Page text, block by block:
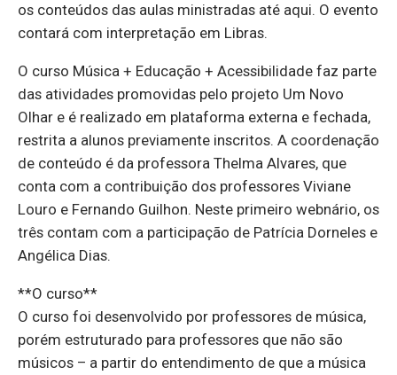
os conteúdos das aulas ministradas até aqui. O evento
contará com interpretação em Libras.
O curso Música + Educação + Acessibilidade faz parte
das atividades promovidas pelo projeto Um Novo
Olhar e é realizado em plataforma externa e fechada,
restrita a alunos previamente inscritos. A coordenação
de conteúdo é da professora Thelma Alvares, que
conta com a contribuição dos professores Viviane
Louro e Fernando Guilhon. Neste primeiro webnário, os
três contam com a participação de Patrícia Dorneles e
Angélica Dias.
**O curso**
O curso foi desenvolvido por professores de música,
porém estruturado para professores que não são
músicos – a partir do entendimento de que a música